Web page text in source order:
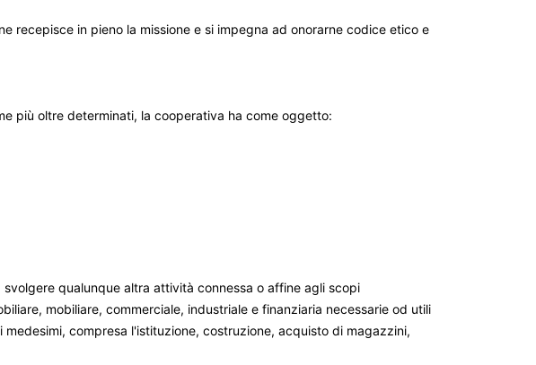
recepisce in pieno la missione e si impegna ad onorarne codice etico e
più oltre determinati, la cooperativa ha come oggetto:
qualunque altra attività connessa o affine agli scopi
mobiliare, commerciale, industriale e finanziaria necessarie od utili
compresa l'istituzione, costruzione, acquisto di magazzini,